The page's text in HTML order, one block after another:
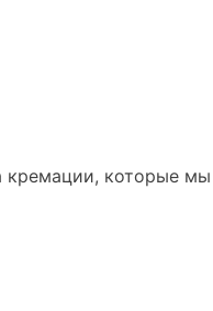
кремации, которые мы